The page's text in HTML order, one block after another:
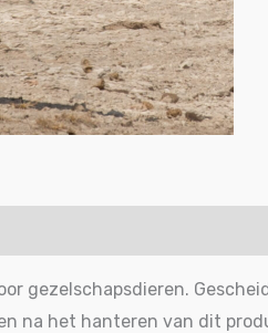
gezelschapsdieren.
na het hanteren van dit